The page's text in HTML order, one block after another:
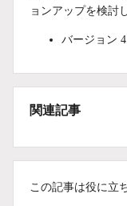
ョンアップを検討
バージョン
関連記事
この記事は役に立